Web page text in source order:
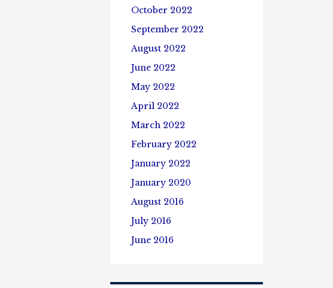
October 2022
September 2022
August 2022
June 2022
May 2022
April 2022
March 2022
February 2022
January 2022
January 2020
August 2016
July 2016
June 2016